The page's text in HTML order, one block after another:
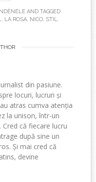
AND TAGGED
, LA ROSA, NICO, STIL.
din pasiune.
locuri, lucruri și
atras cumva atenția
la unison, într-un
că fiecare lucru
după sine un
Și mai cred că
devine